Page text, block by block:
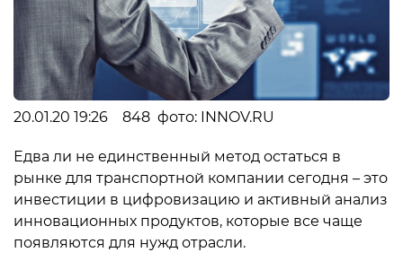
20.01.20 19:26 848 фото: INNOV.RU
Едва ли не единственный метод остаться в
рынке для транспортной компании сегодня – это
инвестиции в цифровизацию и активный анализ
инновационных продуктов, которые все чаще
появляются для нужд отрасли.